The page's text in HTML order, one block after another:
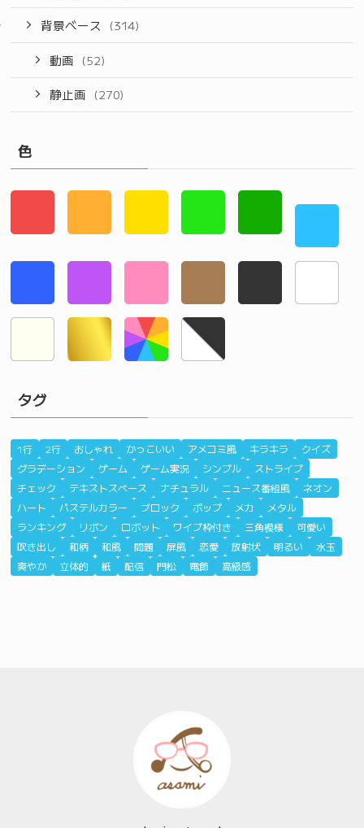
背景ベース (314)
動画 (52)
静止画 (270)
色
タグ
1行 2行 おしゃれ かっこいい アメコミ風 キラキラ
クイズ
グラデーション
ゲーム ゲーム実況 シンプル
ストライプ
チェック
テキストスペース ナチュラル ニュース番組風
ネオン
ハート
パステルカラー ブロック ポップ メカ
メタル
ランキング
リボン ロボット ワイプ枠付き 三角模様
可愛い
吹き出し
和柄 和風 問題 屏風 恋愛 放射状 明るい
水玉
爽やか
立体的 紙 配信 門松 電飾 高級感